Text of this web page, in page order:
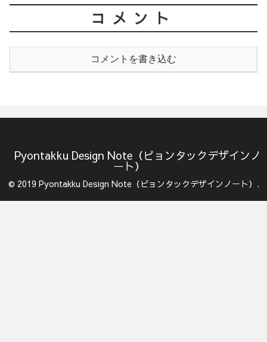
コメント
コメントを書き込む
Pyontakku Design Note（ピョンタックデザインノ
ート）
© 2019 Pyontakku Design Note（ピョンタックデザインノート）.